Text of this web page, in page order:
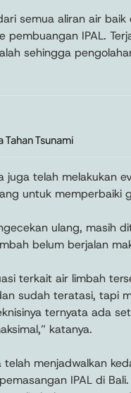
semua aliran air
pembuangan IPAL.
sehingga
Tsunami
juga telah melakukan
untuk memperbaiki
ulang, masih
belum berjalan
terkait air limbah
sudah teratasi, tapi
ternyata ada
katanya.
telah menjadwalkan
IPAL di